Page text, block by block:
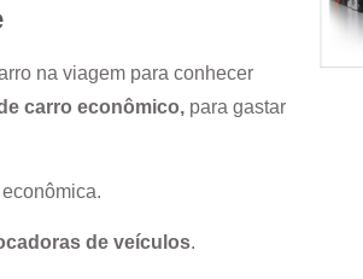
na viagem para conhecer
carro econômico, para gastar
de veículos.